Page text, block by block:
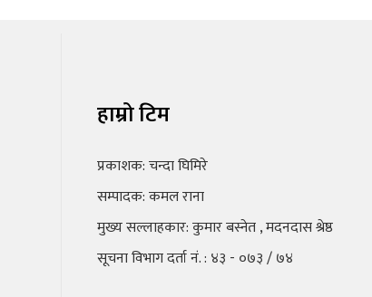
हाम्रो टिम
प्रकाशक: चन्दा घिमिरे
सम्पादक: कमल राना
मुख्य सल्लाहकार: कुमार बस्नेत , मदनदास श्रेष्ठ
सूचना विभाग दर्ता नं. : ४३ - ०७३ / ७४